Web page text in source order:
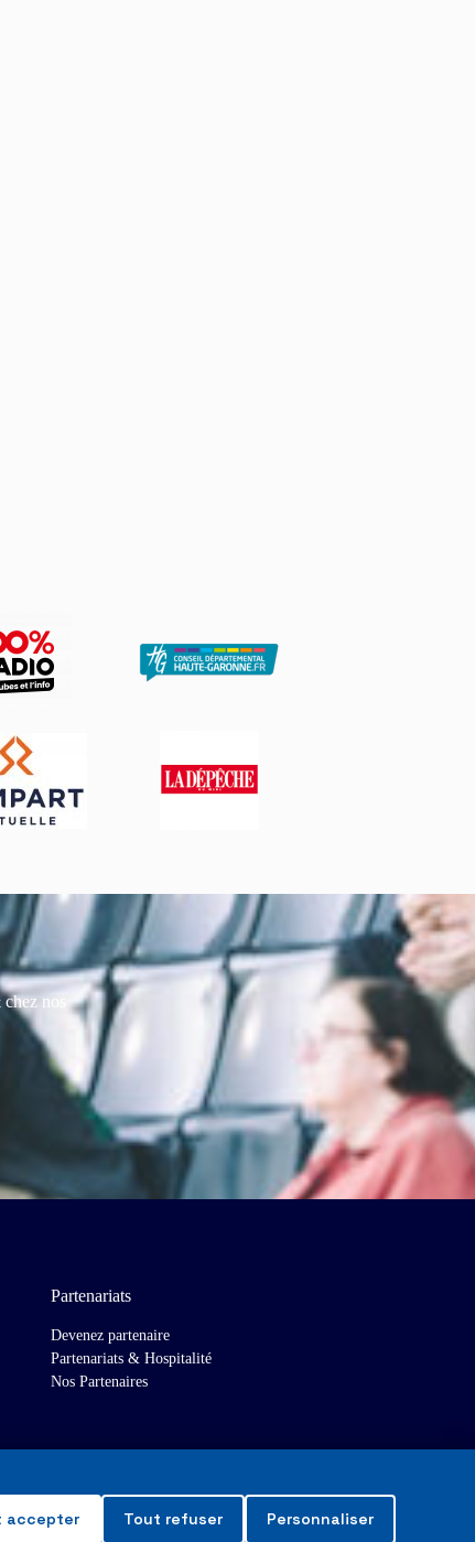
nos
Partenariats
Devenez partenaire
Partenariats & Hospitalité
Nos Partenaires
accepter Tout refuser Personnaliser